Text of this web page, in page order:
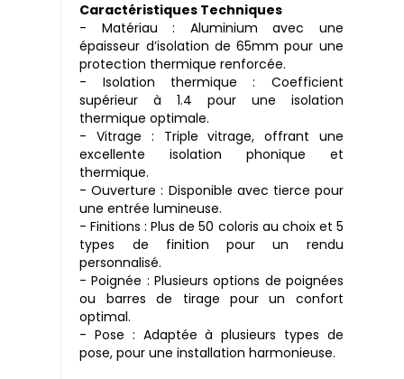
Caractéristiques Techniques
- Matériau : Aluminium avec une
épaisseur d’isolation de 65mm pour une
protection thermique renforcée.
- Isolation thermique : Coefficient
supérieur à 1.4 pour une isolation
thermique optimale.
- Vitrage : Triple vitrage, offrant une
excellente isolation phonique et
thermique.
- Ouverture : Disponible avec tierce pour
une entrée lumineuse.
- Finitions : Plus de 50 coloris au choix et 5
types de finition pour un rendu
personnalisé.
- Poignée : Plusieurs options de poignées
ou barres de tirage pour un confort
optimal.
- Pose : Adaptée à plusieurs types de
pose, pour une installation harmonieuse.